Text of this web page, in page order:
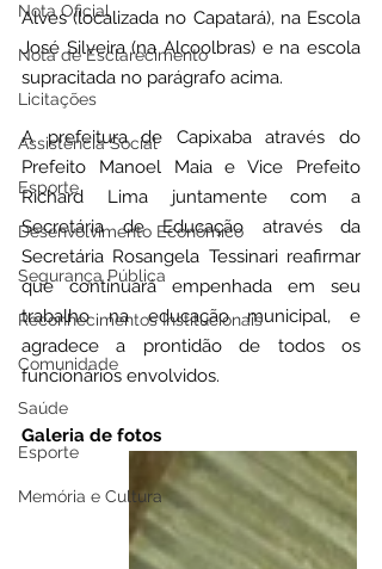
Nota Oficial
Nota de Esclarecimento
Licitações
Assistência Social
Esporte
Desenvolvimento Econômico
Segurança Pública
Reconhecimentos Institucionais
Comunidade
Saúde
Esporte
Memória e Cultura
Alves (localizada no Capatará), na Escola
José Silveira (na Alcoolbras) e na escola
supracitada no parágrafo acima.
A prefeitura de Capixaba através do
Prefeito Manoel Maia e Vice Prefeito
Richard Lima juntamente com a
Secretária de Educação através da
Secretária Rosangela Tessinari reafirmar
que continuará empenhada em seu
trabalho na educação municipal, e
agradece a prontidão de todos os
funcionários envolvidos.
Galeria de fotos